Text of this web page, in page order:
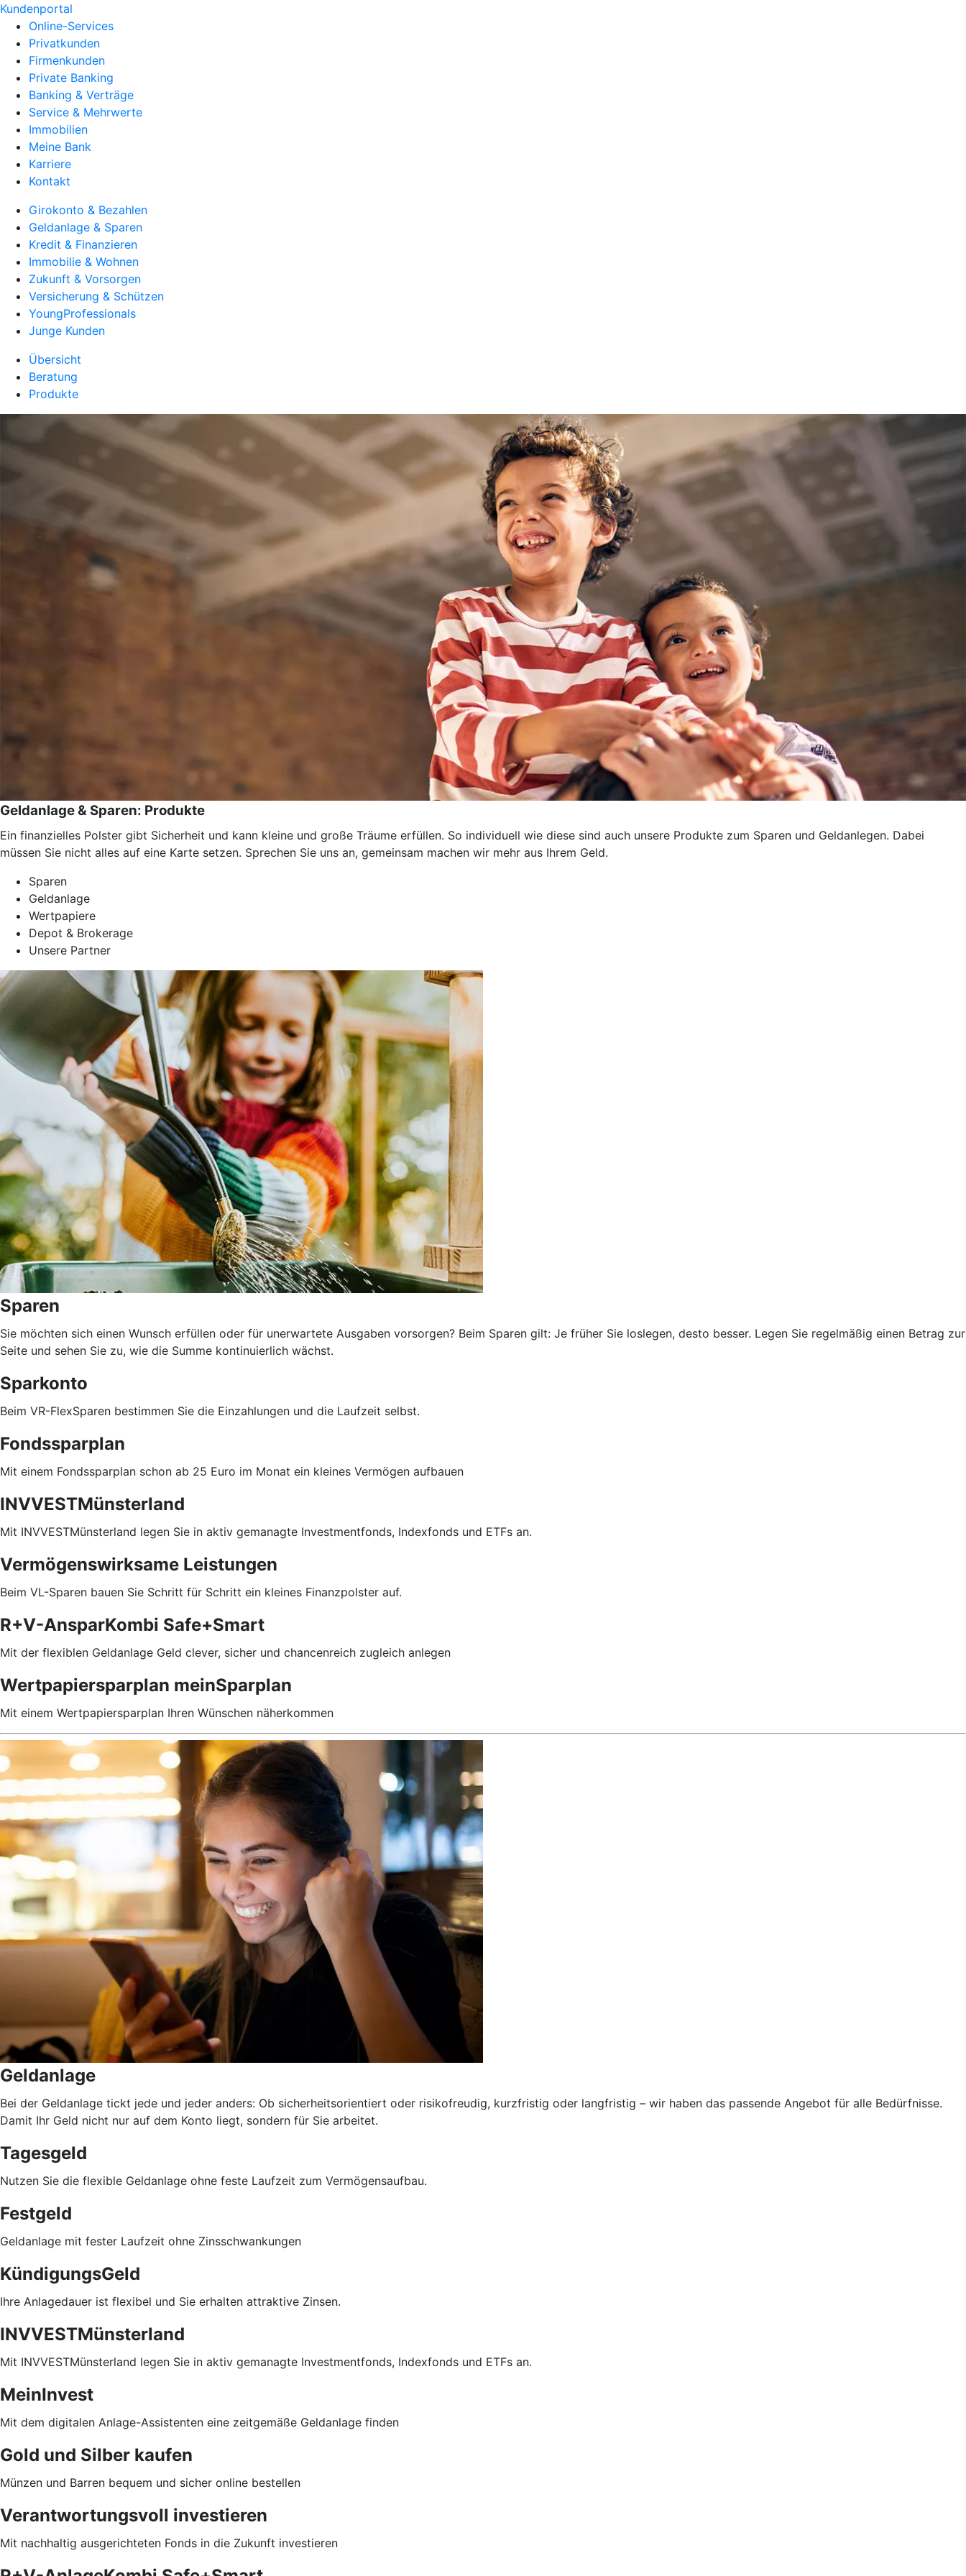
Kundenportal
Online-Services
Privatkunden
Firmenkunden
Private Banking
Banking & Verträge
Service & Mehrwerte
Immobilien
Meine Bank
Karriere
Kontakt
Girokonto & Bezahlen
Geldanlage & Sparen
Kredit & Finanzieren
Immobilie & Wohnen
Zukunft & Vorsorgen
Versicherung & Schützen
YoungProfessionals
Junge Kunden
Übersicht
Beratung
Produkte
Geldanlage & Sparen: Produkte
Ein finanzielles Polster gibt Sicherheit und kann kleine und große Träume erfüllen. So individuell wie diese sind auch unsere Produkte zum Sparen und Geldanlegen. Dabei
müssen Sie nicht alles auf eine Karte setzen. Sprechen Sie uns an, gemeinsam machen wir mehr aus Ihrem Geld.
Sparen
Geldanlage
Wertpapiere
Depot & Brokerage
Unsere Partner
Sparen
Sie möchten sich einen Wunsch erfüllen oder für unerwartete Ausgaben vorsorgen? Beim Sparen gilt: Je früher Sie loslegen, desto besser. Legen Sie regelmäßig einen Betrag zur
Seite und sehen Sie zu, wie die Summe kontinuierlich wächst.
Sparkonto
Beim VR-FlexSparen bestimmen Sie die Einzahlungen und die Laufzeit selbst.
Fondssparplan
Mit einem Fondssparplan schon ab 25 Euro im Monat ein kleines Vermögen aufbauen
INVVESTMünsterland
Mit INVVESTMünsterland legen Sie in aktiv gemanagte Investmentfonds, Indexfonds und ETFs an.
Vermögenswirksame Leistungen
Beim VL-Sparen bauen Sie Schritt für Schritt ein kleines Finanzpolster auf.
R+V-AnsparKombi Safe+Smart
Mit der flexiblen Geldanlage Geld clever, sicher und chancenreich zugleich anlegen
Wertpapiersparplan meinSparplan
Mit einem Wertpapiersparplan Ihren Wünschen näherkommen
Geldanlage
Bei der Geldanlage tickt jede und jeder anders: Ob sicherheitsorientiert oder risikofreudig, kurzfristig oder langfristig – wir haben das passende Angebot für alle Bedürfnisse.
Damit Ihr Geld nicht nur auf dem Konto liegt, sondern für Sie arbeitet.
Tagesgeld
Nutzen Sie die flexible Geldanlage ohne feste Laufzeit zum Vermögensaufbau.
Festgeld
Geldanlage mit fester Laufzeit ohne Zinsschwankungen
KündigungsGeld
Ihre Anlagedauer ist flexibel und Sie erhalten attraktive Zinsen.
INVVESTMünsterland
Mit INVVESTMünsterland legen Sie in aktiv gemanagte Investmentfonds, Indexfonds und ETFs an.
MeinInvest
Mit dem digitalen Anlage-Assistenten eine zeitgemäße Geldanlage finden
Gold und Silber kaufen
Münzen und Barren bequem und sicher online bestellen
Verantwortungsvoll investieren
Mit nachhaltig ausgerichteten Fonds in die Zukunft investieren